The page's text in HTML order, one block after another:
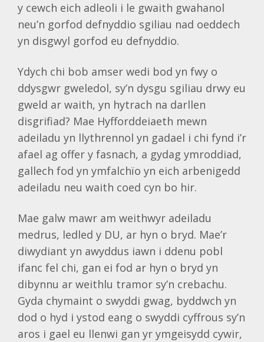
y cewch eich adleoli i le gwaith gwahanol
neu’n gorfod defnyddio sgiliau nad oeddech
yn disgwyl gorfod eu defnyddio.
Ydych chi bob amser wedi bod yn fwy o
ddysgwr gweledol, sy’n dysgu sgiliau drwy eu
gweld ar waith, yn hytrach na darllen
disgrifiad? Mae Hyfforddeiaeth mewn
adeiladu yn llythrennol yn gadael i chi fynd i’r
afael ag offer y fasnach, a gydag ymroddiad,
gallech fod yn ymfalchïo yn eich arbenigedd
adeiladu neu waith coed cyn bo hir.
Mae galw mawr am weithwyr adeiladu
medrus, ledled y DU, ar hyn o bryd. Mae’r
diwydiant yn awyddus iawn i ddenu pobl
ifanc fel chi, gan ei fod ar hyn o bryd yn
dibynnu ar weithlu tramor sy’n crebachu.
Gyda chymaint o swyddi gwag, byddwch yn
dod o hyd i ystod eang o swyddi cyffrous sy’n
aros i gael eu llenwi gan yr ymgeisydd cywir,